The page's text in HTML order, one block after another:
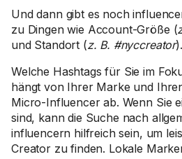
Und dann gibt es noch
zu Dingen wie Account-Größe (
und Standort (z. B. #nyccreator).
Welche Hashtags für Sie im
hängt von Ihrer Marke und
Micro-Influencer ab. Wenn Sie
sind, kann die Suche nach
influencern hilfreich sein, um
Creator zu finden. Lokale